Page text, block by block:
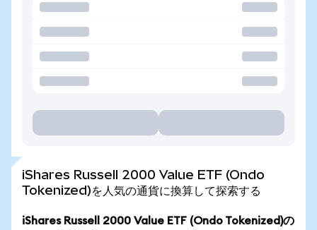
iShares Russell 2000 Value ETF (Ondo
Tokenized)を人気の通貨に換算して探索する
iShares Russell 2000 Value ETF (Ondo Tokenized)の